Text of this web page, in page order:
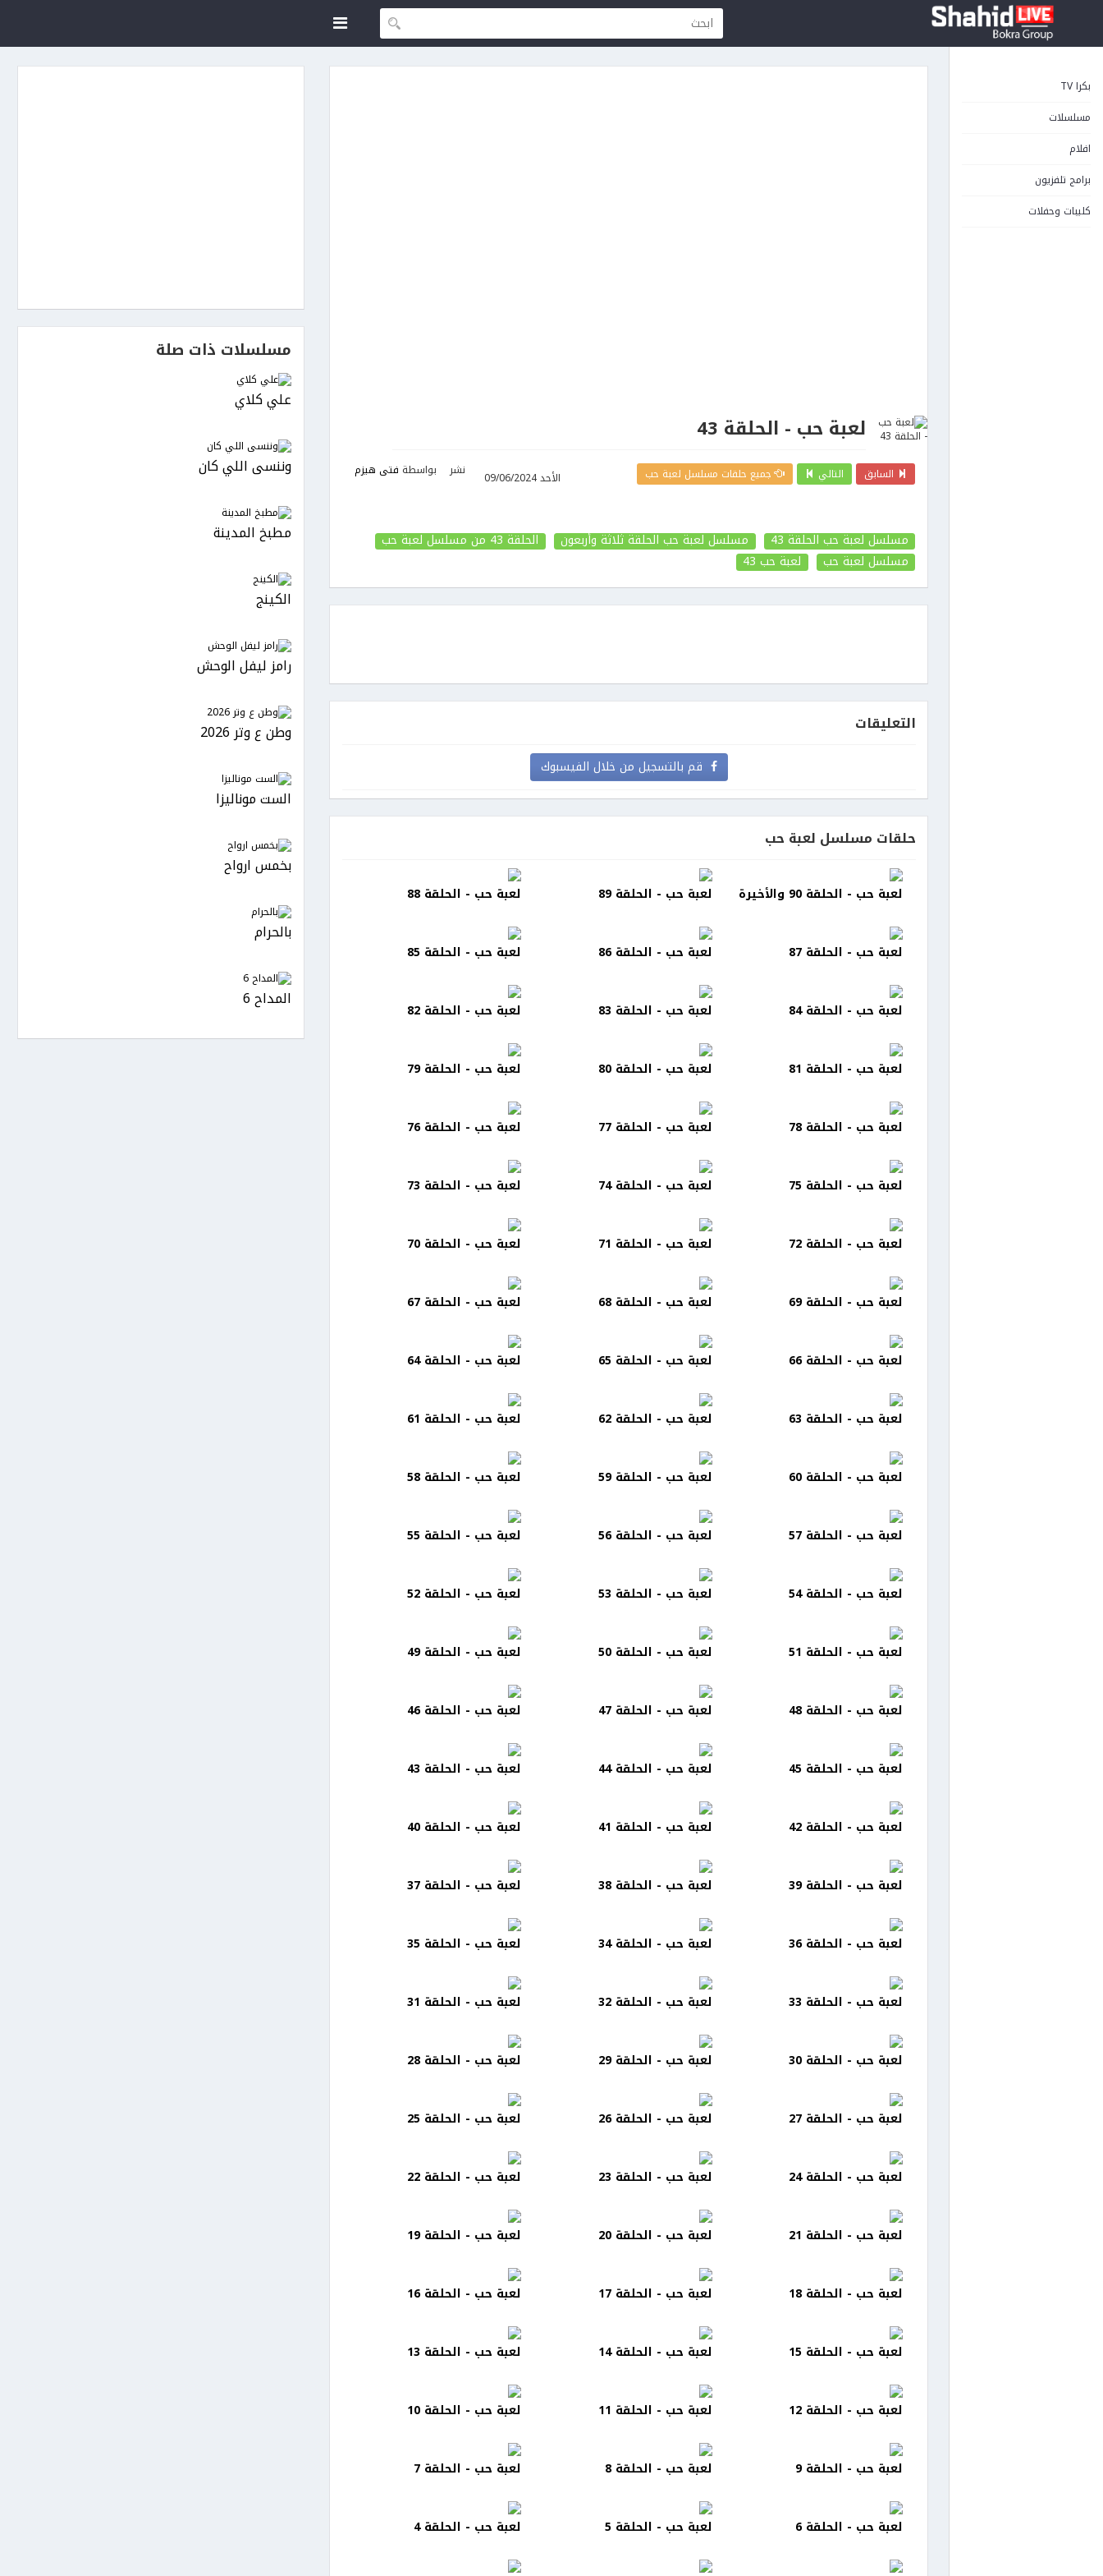
بكرا TV
مسلسلات
افلام
برامج تلفزيون
كليبات وحفلات
لعبة حب - الحلقة 43
السابق التالي جميع حلقات مسلسل لعبة حب نشر الأحد 09/06/2024 بواسطة فتى هيزم
مسلسل لعبة حب الحلقة 43 مسلسل لعبة حب الحلقة ثلاثة وأربعون الحلقة 43 من مسلسل لعبة حب
مسلسل لعبة حب
لعبة حب 43
التعليقات
قم بالتسجيل من خلال الفيسبوك
حلقات مسلسل لعبة حب
لعبة حب - الحلقة 90 والأخيرة لعبة حب - الحلقة 89 لعبة حب - الحلقة 88
لعبة حب - الحلقة 87 لعبة حب - الحلقة 86 لعبة حب - الحلقة 85
لعبة حب - الحلقة 84 لعبة حب - الحلقة 83 لعبة حب - الحلقة 82
لعبة حب - الحلقة 81 لعبة حب - الحلقة 80 لعبة حب - الحلقة 79
لعبة حب - الحلقة 78 لعبة حب - الحلقة 77 لعبة حب - الحلقة 76
لعبة حب - الحلقة 75 لعبة حب - الحلقة 74 لعبة حب - الحلقة 73
لعبة حب - الحلقة 72 لعبة حب - الحلقة 71 لعبة حب - الحلقة 70
لعبة حب - الحلقة 69 لعبة حب - الحلقة 68 لعبة حب - الحلقة 67
لعبة حب - الحلقة 66 لعبة حب - الحلقة 65 لعبة حب - الحلقة 64
لعبة حب - الحلقة 63 لعبة حب - الحلقة 62 لعبة حب - الحلقة 61
لعبة حب - الحلقة 60 لعبة حب - الحلقة 59 لعبة حب - الحلقة 58
لعبة حب - الحلقة 57 لعبة حب - الحلقة 56 لعبة حب - الحلقة 55
لعبة حب - الحلقة 54 لعبة حب - الحلقة 53 لعبة حب - الحلقة 52
لعبة حب - الحلقة 51 لعبة حب - الحلقة 50 لعبة حب - الحلقة 49
لعبة حب - الحلقة 48 لعبة حب - الحلقة 47 لعبة حب - الحلقة 46
لعبة حب - الحلقة 45 لعبة حب - الحلقة 44 لعبة حب - الحلقة 43
لعبة حب - الحلقة 42 لعبة حب - الحلقة 41 لعبة حب - الحلقة 40
لعبة حب - الحلقة 39 لعبة حب - الحلقة 38 لعبة حب - الحلقة 37
لعبة حب - الحلقة 36 لعبة حب - الحلقة 34 لعبة حب - الحلقة 35
لعبة حب - الحلقة 33 لعبة حب - الحلقة 32 لعبة حب - الحلقة 31
لعبة حب - الحلقة 30 لعبة حب - الحلقة 29 لعبة حب - الحلقة 28
لعبة حب - الحلقة 27 لعبة حب - الحلقة 26 لعبة حب - الحلقة 25
لعبة حب - الحلقة 24 لعبة حب - الحلقة 23 لعبة حب - الحلقة 22
لعبة حب - الحلقة 21 لعبة حب - الحلقة 20 لعبة حب - الحلقة 19
لعبة حب - الحلقة 18 لعبة حب - الحلقة 17 لعبة حب - الحلقة 16
لعبة حب - الحلقة 15 لعبة حب - الحلقة 14 لعبة حب - الحلقة 13
لعبة حب - الحلقة 12 لعبة حب - الحلقة 11 لعبة حب - الحلقة 10
لعبة حب - الحلقة 9 لعبة حب - الحلقة 8 لعبة حب - الحلقة 7
لعبة حب - الحلقة 6 لعبة حب - الحلقة 5 لعبة حب - الحلقة 4
مسلسلات ذات صلة
علي كلاي
وننسى اللي كان
مطبخ المدينة
الكينج
رامز ليفل الوحش
وطن ع وتر 2026
الست موناليزا
بخمس ارواح
بالحرام
المداح 6